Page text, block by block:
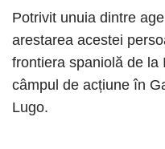
Potrivit unuia dintre
arestarea acestei
frontiera spaniolă de la
câmpul de acțiune în
Lugo.